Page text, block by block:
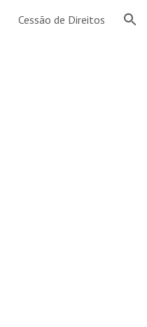
Cessão de Direitos